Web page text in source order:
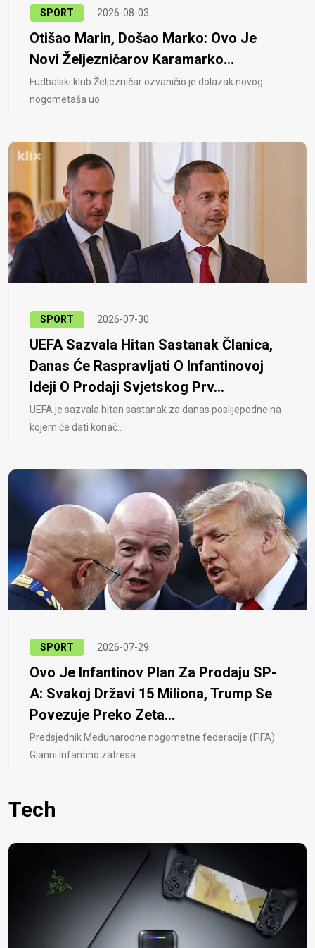
SPORT 2026-08-03
Otišao Marin, Došao Marko: Ovo Je
Novi Željezničarov Karamarko...
Fudbalski klub Željezničar ozvaničio je dolazak novog
nogometaša uo..
SPORT 2026-07-30
UEFA Sazvala Hitan Sastanak Članica,
Danas Će Raspravljati O Infantinovoj
Ideji O Prodaji Svjetskog Prv...
UEFA je sazvala hitan sastanak za danas poslijepodne na
kojem će dati konač..
SPORT 2026-07-29
Ovo Je Infantinov Plan Za Prodaju SP-
A: Svakoj Državi 15 Miliona, Trump Se
Povezuje Preko Zeta...
Predsjednik Međunarodne nogometne federacije (FIFA)
Gianni Infantino zatresa..
Tech